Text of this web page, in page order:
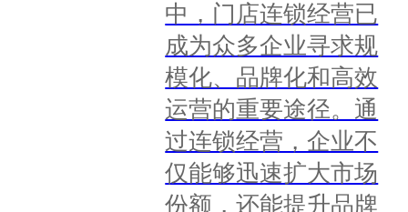
中，门店连锁经营已
成为众多企业寻求规
模化、品牌化和高效
运营的重要途径。通
过连锁经营，企业不
仅能够迅速扩大市场
份额，还能提升品牌